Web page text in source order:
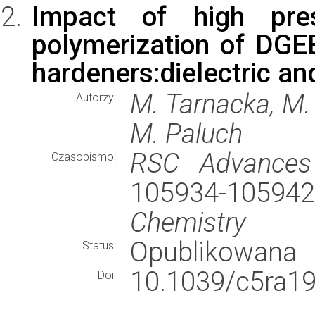
Impact of high
polymerization of
hardeners:dielectric
Autorzy:
M. Tarnacka,
M. Paluch
Czasopismo: RSC Advances
105934-
Chemistry
Status: Opublikowana
Doi:
10.1039/